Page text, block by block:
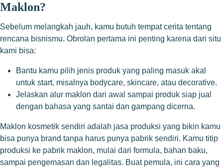
Maklon?
Sebelum melangkah jauh, kamu butuh tempat cerita tentang
rencana bisnismu. Obrolan pertama ini penting karena dari situ
kami bisa:
Bantu kamu pilih jenis produk yang paling masuk akal
untuk start, misalnya bodycare, skincare, atau decorative.
Jelaskan alur maklon dari awal sampai produk siap jual
dengan bahasa yang santai dan gampang dicerna.
Maklon kosmetik sendiri adalah jasa produksi yang bikin kamu
bisa punya brand tanpa harus punya pabrik sendiri. Kamu titip
produksi ke pabrik maklon, mulai dari formula, bahan baku,
sampai pengemasan dan legalitas. Buat pemula, ini cara yang